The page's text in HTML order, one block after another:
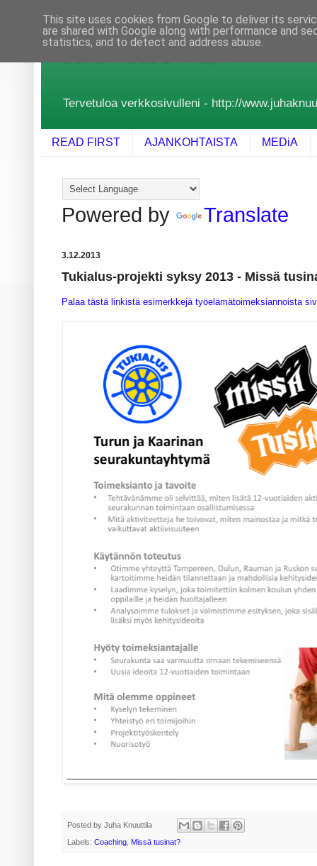
JUHA KNUUTTILA
Tervetuloa verkkosivulleni - http://
READ FIRST AJANKOHTAISTA MEDiA
Powered by Translate
3.12.2013
Tukialus-projekti syksy 2013 - Missä
Palaa tästä linkistä esimerkkejä työelämätoimeksiannoista
Posted byJuha Knuuttila
Labels:Coaching ,Missä tusinat?
This site uses cookies from Google to deliver its
are shared with Google along with performance and
statistics, and to detect and address abuse.